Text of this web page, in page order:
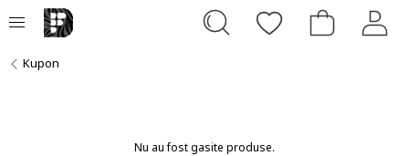
Kupon
Nu au fost gasite produse.